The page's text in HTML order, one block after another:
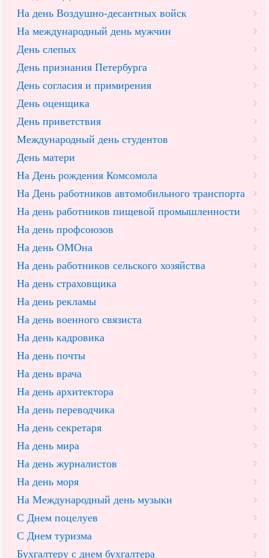
На день Воздушно-десантных войск
На международный день мужчин
День слепых
День признания Петербурга
День согласия и примирения
День оценщика
День приветствия
Международный день студентов
День матери
На День рождения Комсомола
На День работников автомобильного транспорта
На день работников пищевой промышленности
На день профсоюзов
На день ОМОна
На день работников сельского хозяйства
На день страховщика
На день рекламы
На день военного связиста
На день кадровика
На день почты
На день врача
На день архитектора
На день переводчика
На день секретаря
На день мира
На день журналистов
На день моря
На Международный день музыки
С Днем поцелуев
С Днем туризма
Бухгалтеру с днем бухгалтера